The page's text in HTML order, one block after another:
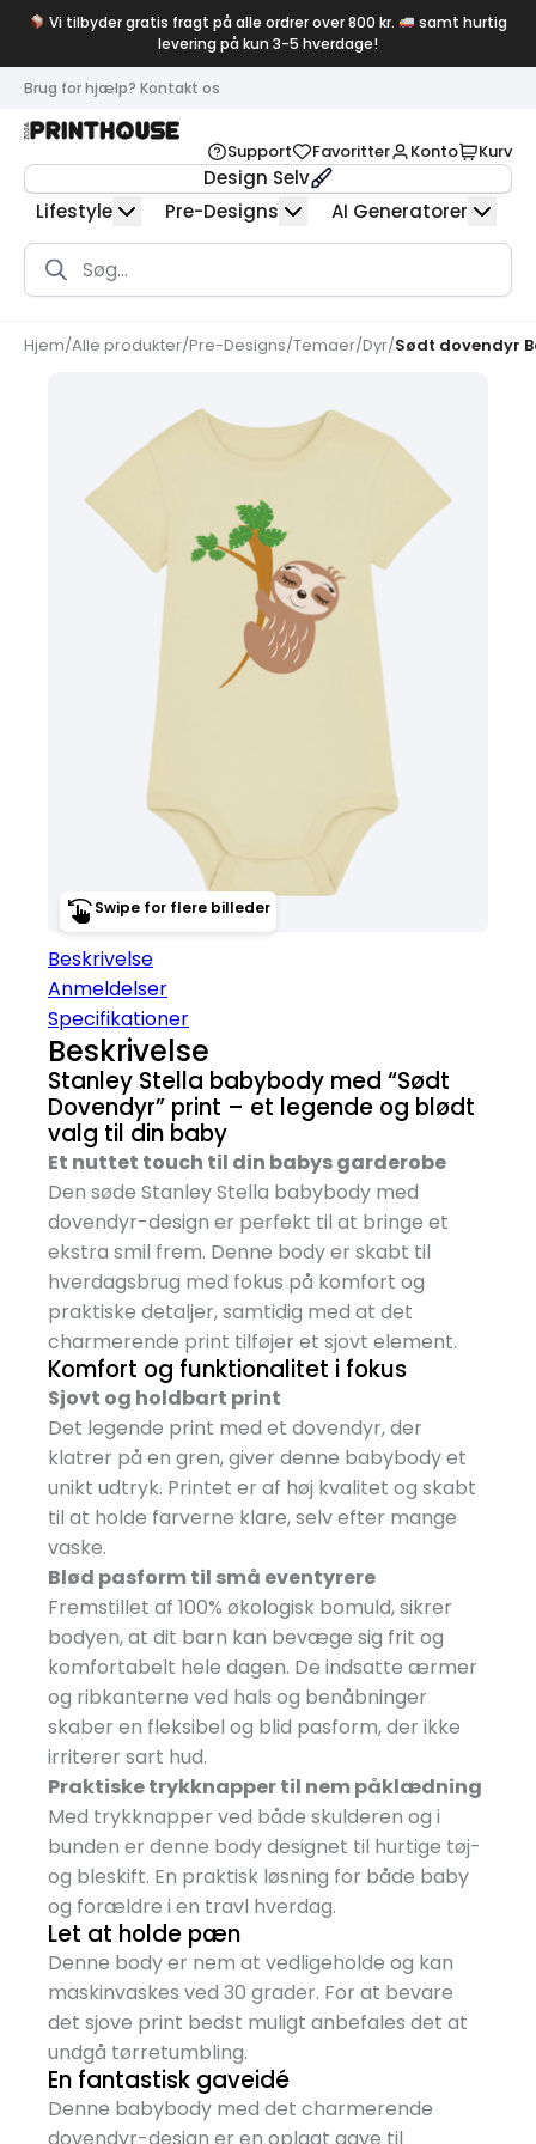
Vi tilbyder gratis fragt på alle ordrer over 800 kr.
samt hurtig
levering på kun 3-5 hverdage!
Brug for hjælp? Kontakt os
Support Favoritter Konto Kurv
Design Selv
Lifestyle
Pre-Designs AI Generatorer
Products
search
Hjem/Alle produkter/Pre-Designs/Temaer/Dyr/Sødt dovendyr
Swipe for flere billeder
Beskrivelse
Anmeldelser
Specifikationer
Beskrivelse
Stanley Stella babybody med “Sødt
Dovendyr” print – et legende og blødt
valg til din baby
Et nuttet touch til din babys garderobe
Den søde Stanley Stella babybody med
dovendyr-design er perfekt til at bringe et
ekstra smil frem. Denne body er skabt til
hverdagsbrug med fokus på komfort og
praktiske detaljer, samtidig med at det
charmerende print tilføjer et sjovt element.
Komfort og funktionalitet i fokus
Sjovt og holdbart print
Det legende print med et dovendyr, der
klatrer på en gren, giver denne babybody et
unikt udtryk. Printet er af høj kvalitet og skabt
til at holde farverne klare, selv efter mange
vaske.
Blød pasform til små eventyrere
Fremstillet af 100% økologisk bomuld, sikrer
bodyen, at dit barn kan bevæge sig frit og
komfortabelt hele dagen. De indsatte ærmer
og ribkanterne ved hals og benåbninger
skaber en fleksibel og blid pasform, der ikke
irriterer sart hud.
Praktiske trykknapper til nem påklædning
Med trykknapper ved både skulderen og i
bunden er denne body designet til hurtige tøj-
og bleskift. En praktisk løsning for både baby
og forældre i en travl hverdag.
Let at holde pæn
Denne body er nem at vedligeholde og kan
maskinvaskes ved 30 grader. For at bevare
det sjove print bedst muligt anbefales det at
undgå tørretumbling.
En fantastisk gaveidé
Denne babybody med det charmerende